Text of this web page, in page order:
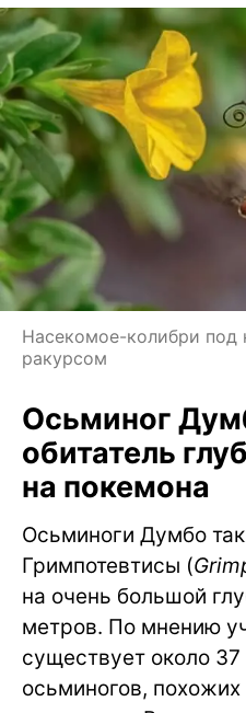
Насекомое-колибри под
ракурсом
Осьминог
обитатель
на покемона
Осьминоги Думбо
Гримпотевтисы (
на очень большой
метров. По мнению
существует около 37
осьминогов,